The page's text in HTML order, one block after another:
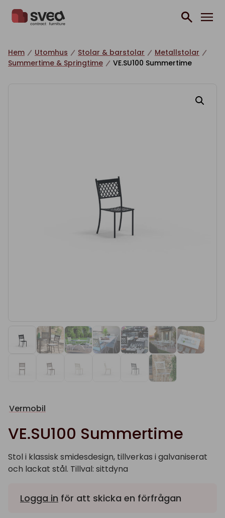
Hem Utomhus Stolar & barstolar
Metallstolar
Summertime & Springtime
VE.SU100 Summertime
Vermobil
VE.SU100 Summertime
Stol i klassisk smidesdesign, tillverkas i galvaniserat
och lackat stål. Tillval: sittdyna
Logga in för att skicka en förfrågan